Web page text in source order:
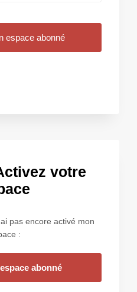
votre
pas encore activé mon
:
abonné